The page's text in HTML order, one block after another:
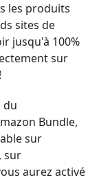
les produits
sites de
jusqu'à 100%
sur
du
Bundle,
sur
sur
aurez activé